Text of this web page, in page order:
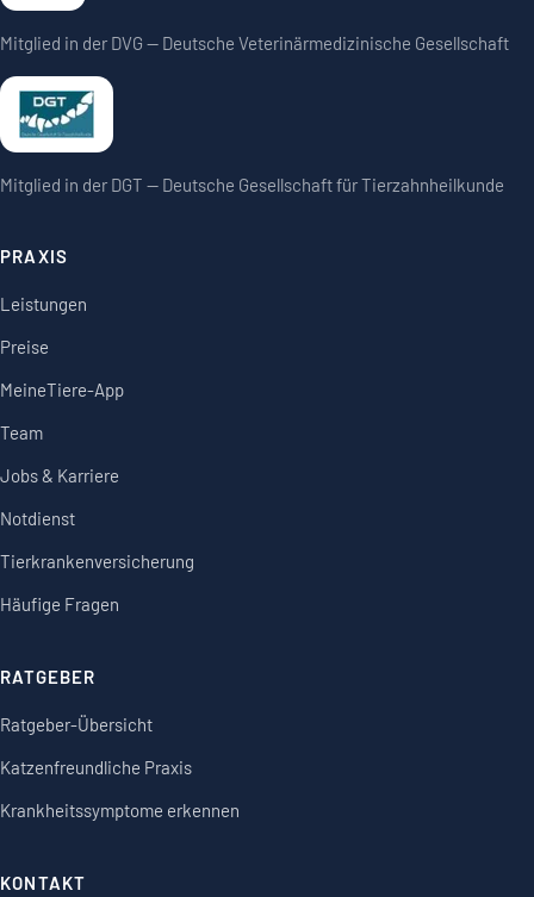
Mitglied in der DVG — Deutsche Veterinärmedizinische Gesellschaft
Mitglied in der DGT — Deutsche Gesellschaft für Tierzahnheilkunde
PRAXIS
Leistungen
Preise
MeineTiere-App
Team
Jobs & Karriere
Notdienst
Tierkrankenversicherung
Häufige Fragen
RATGEBER
Ratgeber-Übersicht
Katzenfreundliche Praxis
Krankheitssymptome erkennen
KONTAKT